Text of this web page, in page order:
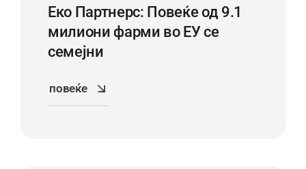
Еко Партнерс: Повеќе од 9.1
милиони фарми во ЕУ се
семејни
повеќе